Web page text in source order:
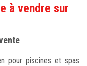
à vendre sur
pour piscines et spas